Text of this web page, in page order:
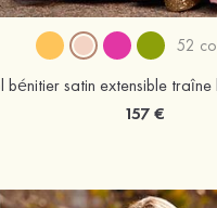
52
bénitier satin extensible
157 €